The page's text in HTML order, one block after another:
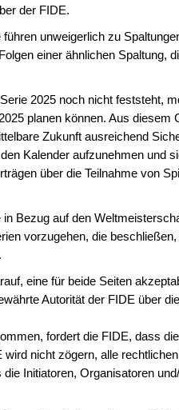
der FIDE.
unweigerlich zu
einer ähnlichen Spaltung,
2025 noch nicht feststeht,
planen können. Aus diesem
Zukunft ausreichend
Kalender aufzunehmen und
über die Teilnahme von
Bezug auf den
vorzugehen, die
eine für beide Seiten
Autorität der FIDE über
fordert die FIDE, dass
nicht zögern, alle
Initiatoren, Organisatoren